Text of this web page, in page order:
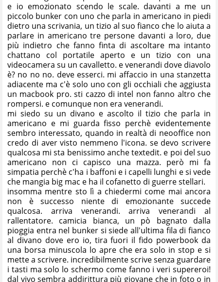
e io emozionato scendo le scale. davanti a me un
piccolo bunker con uno che parla in americano in piedi
dietro una scrivania, un tizio al suo fianco che lo aiuta a
parlare in americano tre persone davanti a loro, due
più indietro che fanno finta di ascoltare ma intanto
chattano col portatile aperto e un tizio con una
videocamera su un cavalletto. e venerandi dove diavolo
è? no no no. deve esserci. mi affaccio in una stanzetta
adiacente ma c'è solo uno con gli occhiali che aggiusta
un macbook pro. sti cazzo di intel non fanno altro che
rompersi. e comunque non era venerandi.
mi siedo su un divano e ascolto il tizio che parla in
americano e mi guarda fisso perchè evidentemente
sembro interessato, quando in realtà di neooffice non
credo di aver visto nemmeno l'icona. se devo scrivere
qualcosa mi sta benissimo anche textedit. e poi del suo
americano non ci capisco una mazza. però mi fa
simpatia perchè c'ha i baffoni e i capelli lunghi e si vede
che mangia big mac e ha il cofanetto di guerre stellari.
insomma mentre sto lì a chiedermi come mai ancora
non è successo niente di emozionante succede
qualcosa. arriva venerandi. arriva venerandi al
rallentatore. camicia bianca, un pò bagnato dalla
pioggia entra nel bunker si siede all'ultima fila di fianco
al divano dove ero io, tira fuori il fido powerbook da
una borsa minuscola lo apre che era solo in stop e si
mette a scrivere. incredibilmente scrive senza guardare
i tasti ma solo lo schermo come fanno i veri supereroi!
dal vivo sembra addirittura più giovane che in foto o in